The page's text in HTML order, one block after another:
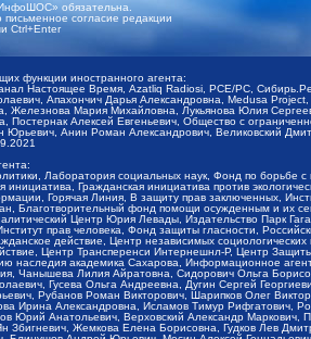
обязательна.
согласие редакции
Ctrl+Enter
функции иностранного агента:
Настоящее Время, Azatliq Radiosi, PCE/PC,
Апахончич Дарья Александровна, Medusa
Мария Михайловна, Лукьянова Юлия
Алексей Евгеньевич, Общество с
Анин Роман Александрович, Великовский
Лаборатория социальных наук, Фонд по
Гражданская инициатива против
Горячая Линия, В защиту прав заключенных,
Благотворительный фонд помощи осужденным и их
Центр Юрия Левады, Издательство Парк
прав человека, Фонд защиты гласности,
действие, Центр независимых
Центр Трансперенси Интернешнл-Р, Центр
наследия академика Сахарова, Информационное
Чанышева Лилия Айратовна, Сидорович Ольга
Гусева Ольга Андреевна, Дугин Сергей
Рубанов Роман Викторович, Шарипков Олег
Ирина Александровна, Исламов Тимур Рифгатович,
Юрий Анатольевич, Верховский Александр
Збигневич, Жемкова Елена Борисовна, Гудков Лев